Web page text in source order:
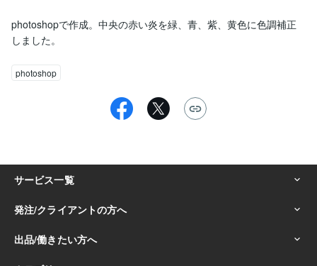
photoshopで作成。中央の赤い炎を緑、青、紫、黄色に色調補正
しました。
photoshop